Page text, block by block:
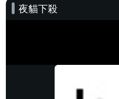
夜貓下殺